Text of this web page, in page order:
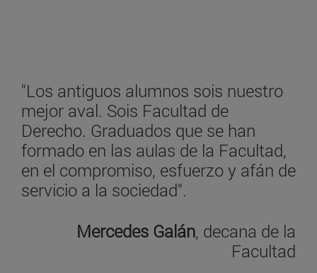
"Los antiguos alumnos sois nuestro
mejor aval. Sois Facultad de
Derecho. Graduados que se han
formado en las aulas de la Facultad,
en el compromiso, esfuerzo y afán de
servicio a la sociedad".
Mercedes Galán, decana de la
Facultad